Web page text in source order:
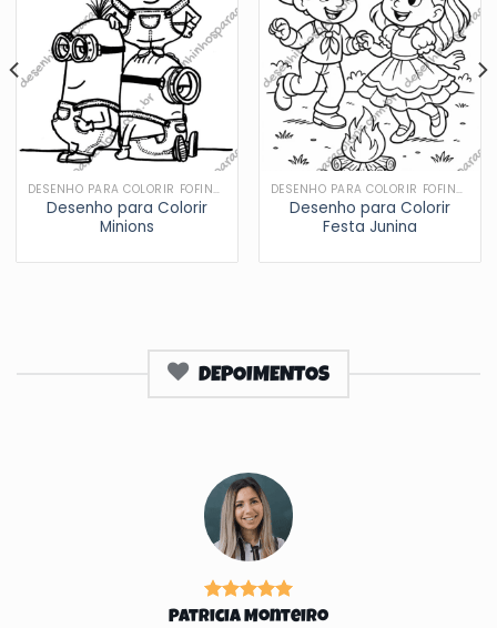
DESENHO PARA COLORIR FOFINHOS
Desenho para Colorir
Minions
DESENHO PARA COLORIR FOFINHOS
Desenho para Colorir
Festa Junina
DEPOIMENTOS
Patricia Monteiro